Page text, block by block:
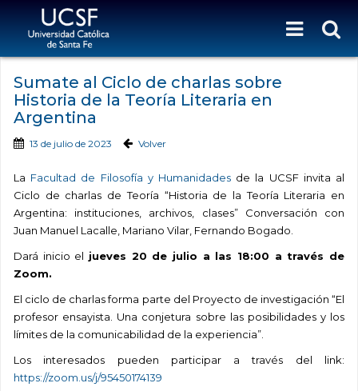
Sumate al Ciclo de charlas sobre
Historia de la Teoría Literaria en
Argentina
13 de julio de 2023 Volver
La Facultad de Filosofía y Humanidades de la UCSF invita al
Ciclo de charlas de Teoría “Historia de la Teoría Literaria en
Argentina: instituciones, archivos, clases” Conversación con
Juan Manuel Lacalle, Mariano Vilar, Fernando Bogado.
Dará inicio el jueves 20 de julio a las 18:00 a través de
Zoom.
El ciclo de charlas forma parte del Proyecto de investigación “El
profesor ensayista. Una conjetura sobre las posibilidades y los
límites de la comunicabilidad de la experiencia”.
Los interesados pueden participar a través del link:
https://zoom.us/j/95450174139